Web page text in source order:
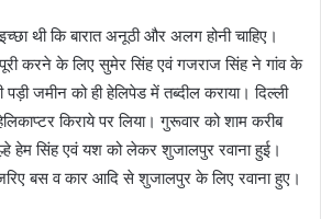
थी कि बारात अनूठी और अलग होनी चाहिए।
पूरी करने के लिए सुमेर सिंह एवं गजराज सिंह ने गांव के
जमीन को ही हेलिपेड में तब्दील कराया। दिल्ली
किराये पर लिया। गुरूवार को शाम करीब
हेम सिंह एवं यश को लेकर शुजालपुर रवाना हुई।
जरिए बस व कार आदि से शुजालपुर के लिए रवाना हुए।